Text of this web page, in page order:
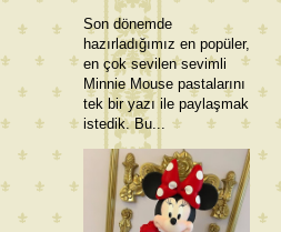
Son dönemde
hazırladığımız en popüler,
en çok sevilen sevimli
Minnie Mouse pastalarını
tek bir yazı ile paylaşmak
istedik. Bu...